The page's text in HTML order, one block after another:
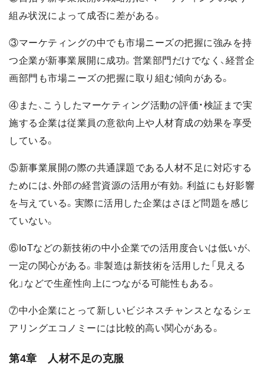
組み状況によって成否に差がある。
③マーケティングの中でも市場ニーズの把握に強みを持
つ企業が新事業展開に成功。営業部門だけでなく、経営企
画部門も市場ニーズの把握に取り組む傾向がある。
④また、こうしたマーケティング活動の評価・検証まで実
施する企業は従業員の意欲向上や人材育成の効果を享受
している。
⑤新事業展開の際の共通課題である人材不足に対応する
ためには、外部の経営資源の活用が有効。利益にも好影響
を与えている。実際に活用した企業はさほど問題を感じ
ていない。
⑥IoTなどの新技術の中小企業での活用度合いは低いが、
一定の関心がある。非製造は新技術を活用した「見える
化」などで生産性向上につながる可能性もある。
⑦中小企業にとって新しいビジネスチャンスとなるシェ
アリングエコノミーには比較的高い関心がある。
第4章 人材不足の克服